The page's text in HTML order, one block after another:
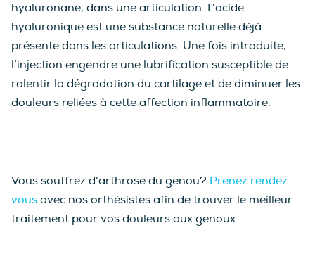
hyaluronane, dans une articulation. L’acide
hyaluronique est une substance naturelle déjà
présente dans les articulations. Une fois introduite,
l’injection engendre une lubrification susceptible de
ralentir la dégradation du cartilage et de diminuer les
douleurs reliées à cette affection inflammatoire.
Vous souffrez d’arthrose du genou? Prenez rendez-
vous avec nos orthésistes afin de trouver le meilleur
traitement pour vos douleurs aux genoux.